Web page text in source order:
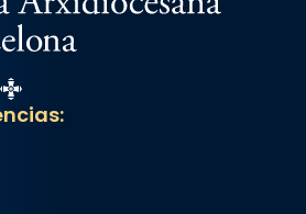
Estel
Catalunya Cristiana